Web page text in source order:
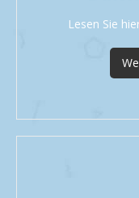
Lesen Sie